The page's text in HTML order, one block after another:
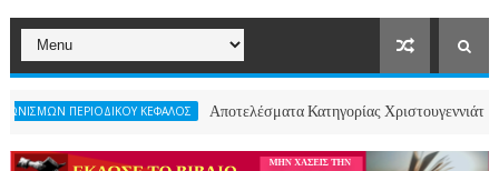
ΚΕΦΑΛΟΣ Αποτελέσματα Κατηγορίας Χριστουγεννιάτικου